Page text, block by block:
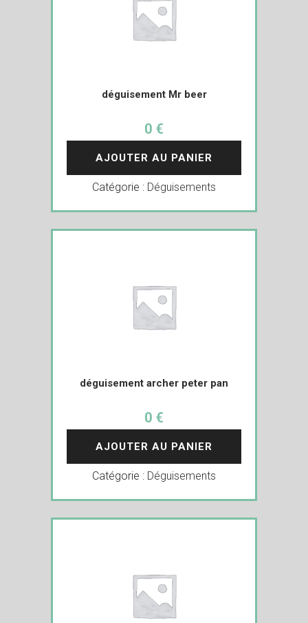
déguisement Mr beer
0 €
AJOUTER AU PANIER
Catégorie : Déguisements
déguisement archer peter pan
0 €
AJOUTER AU PANIER
Catégorie : Déguisements